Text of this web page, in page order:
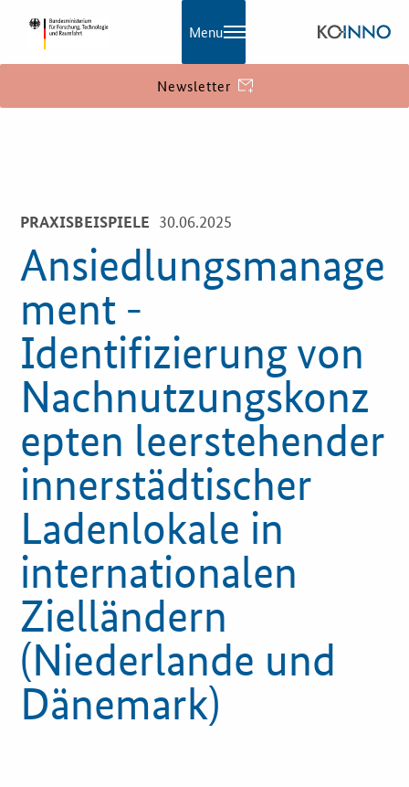
Praxisbeispiele
Publikationen
KOINNOmagazin
Netzwerk
Innovationspreis
Förderprogramme
Weitere Informationen
Kontakt
Öffentliche Auftraggeber
Services
Innovative Beschaffung
Menu
Newsletter
PRAXISBEISPIELE 30.06.2025
Ansiedlungsmanage
ment -
Identifizierung von
Nachnutzungskonz
epten leerstehender
innerstädtischer
Ladenlokale in
internationalen
Zielländern
(Niederlande und
Dänemark)